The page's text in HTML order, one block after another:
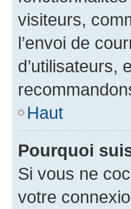
visiteurs,
l’envoi de
d’utilisateurs,
Haut
Pourquoi
Si vous ne
votre